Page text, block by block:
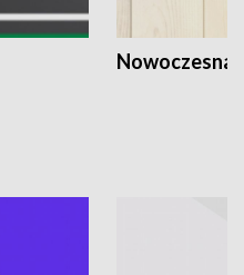
Nowoczesna